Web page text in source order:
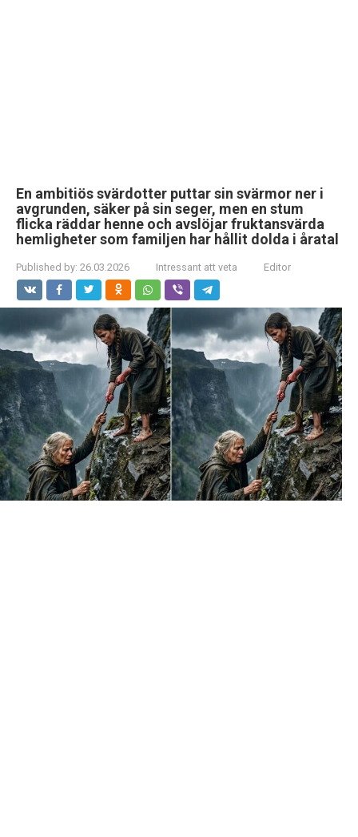
En ambitiös svärdotter puttar sin svärmor ner i
avgrunden, säker på sin seger, men en stum
flicka räddar henne och avslöjar fruktansvärda
hemligheter som familjen har hållit dolda i åratal
Published by: 26.03.2026 Intressant att veta Editor